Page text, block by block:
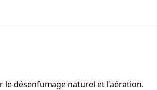
désenfumage naturel et l'aération.